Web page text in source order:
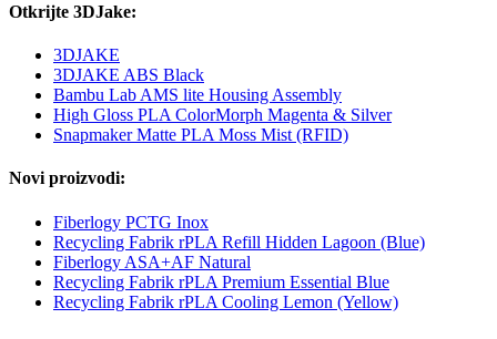
Otkrijte 3DJake:
3DJAKE
3DJAKE ABS Black
Bambu Lab AMS lite Housing Assembly
High Gloss PLA ColorMorph Magenta & Silver
Snapmaker Matte PLA Moss Mist (RFID)
Novi proizvodi:
Fiberlogy PCTG Inox
Recycling Fabrik rPLA Refill Hidden Lagoon (Blue)
Fiberlogy ASA+AF Natural
Recycling Fabrik rPLA Premium Essential Blue
Recycling Fabrik rPLA Cooling Lemon (Yellow)